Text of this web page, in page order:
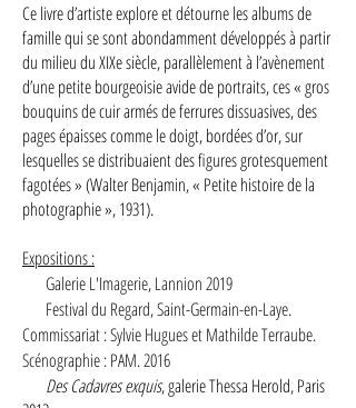
Ce livre d’artiste explore et détourne les albums de
famille qui se sont abondamment développés à partir
du milieu du XIXe siècle, parallèlement à l’avènement
d’une petite bourgeoisie avide de portraits, ces « gros
bouquins de cuir armés de ferrures dissuasives, des
pages épaisses comme le doigt, bordées d’or, sur
lesquelles se distribuaient des figures grotesquement
fagotées » (Walter Benjamin, « Petite histoire de la
photographie », 1931).
Expositions :
Galerie L'Imagerie, Lannion 2019
Festival du Regard, Saint-Germain-en-Laye.
Commissariat : Sylvie Hugues et Mathilde Terraube.
Scénographie : PAM. 2016
Des Cadavres exquis, galerie Thessa Herold, Paris